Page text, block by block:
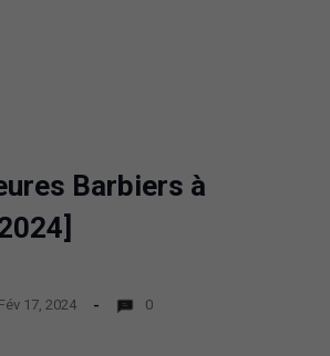
Barbiers à
Fév 17, 2024 0